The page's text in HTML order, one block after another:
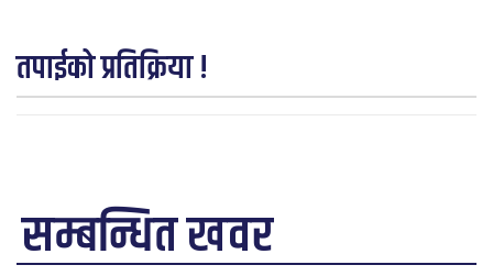
तपाईको प्रतिक्रिया !
सम्बन्धित खवर